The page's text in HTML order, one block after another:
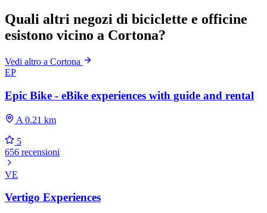
Quali altri negozi di biciclette e officine
esistono vicino a Cortona?
Vedi altro a Cortona
EP
Epic Bike - eBike experiences with guide and rental
A 0.21 km
5
656 recensioni
VE
Vertigo Experiences